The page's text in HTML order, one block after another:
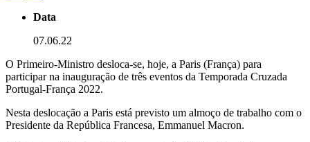
Data
07.06.22
O Primeiro-Ministro desloca-se, hoje, a Paris (França) para
participar na inauguração de três eventos da Temporada Cruzada
Portugal-França 2022.
Nesta deslocação a Paris está previsto um almoço de trabalho com o
Presidente da República Francesa, Emmanuel Macron.